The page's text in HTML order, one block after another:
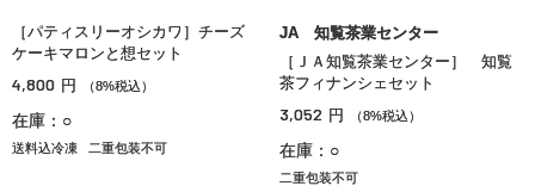
［パティスリーオシカワ］チーズ
ケーキマロンと想セット
4,800 円 （8%税込）
在庫：○
送料込冷凍 二重包装不可
JA 知覧茶業センター
［ＪＡ知覧茶業センター］ 知覧
茶フィナンシェセット
3,052 円 （8%税込）
在庫：○
二重包装不可